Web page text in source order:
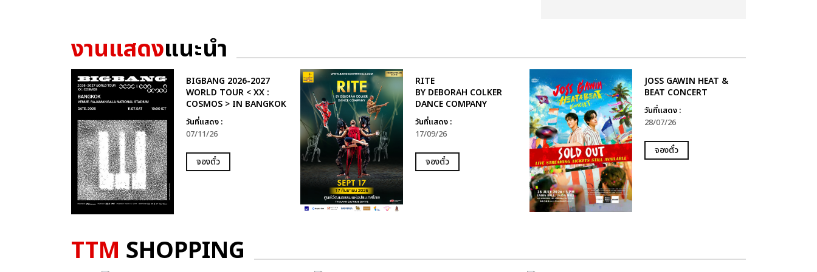
งานแสดงแนะนำ
BIGBANG 2026-2027
WORLD TOUR < XX :
COSMOS > IN BANGKOK
วันที่แสดง :
07/11/26
จองตั๋ว
RITE
BY DEBORAH COLKER
DANCE COMPANY
วันที่แสดง :
17/09/26
จองตั๋ว
JOSS GAWIN HEAT &
BEAT CONCERT
วันที่แสดง :
28/07/26
จองตั๋ว
TTM SHOPPING